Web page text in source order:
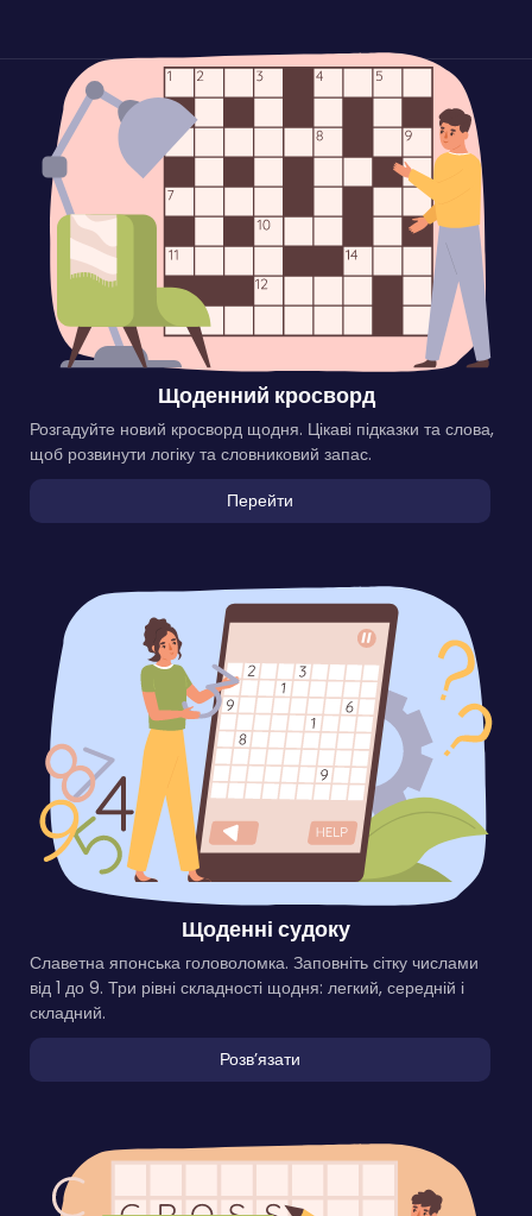
Щоденний кросворд
Розгадуйте новий кросворд щодня. Цікаві підказки та слова,
щоб розвинути логіку та словниковий запас.
Перейти
Щоденні судоку
Славетна японська головоломка. Заповніть сітку числами
від 1 до 9. Три рівні складності щодня: легкий, середній і
складний.
Розвʼязати